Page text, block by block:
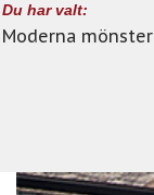
Du har valt:
Moderna mönster